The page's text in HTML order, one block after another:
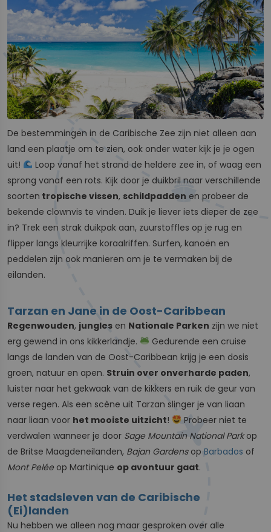
De bestemmingen in de Caribische Zee zijn niet alleen aan
land een plaatje om te zien, ook onder water kijk je je ogen
uit!
Loop vanaf het strand de heldere zee in, of waag een
sprong vanaf een rots. Kijk door je duikbril naar verschillende
soorten tropische vissen, schildpadden en probeer de
bekende clownvis te vinden. Duik je liever iets dieper de zee
in? Trek een strak duikpak aan, zuurstoffles op je rug en
flipper langs kleurrijke koraalriffen. Surfen, kanoën en
peddelen zijn ook manieren om je te vermaken bij de
eilanden.
Tarzan en Jane in de Oost-Caribbean
Regenwouden, jungles en Nationale Parken zijn we niet
erg gewend in ons kikkerlandje.
Gedurende een cruise
langs de landen van de Oost-Caribbean krijg je een dosis
groen, natuur en apen. Struin over onverharde paden,
luister naar het gekwaak van de kikkers en ruik de geur van
verse regen. Als een scène uit Tarzan slinger je van liaan
naar liaan voor het mooiste uitzicht!
Probeer niet te
verdwalen wanneer je door Sage Mountain National Parkop
de Britse Maagdeneilanden, Bajan Gardensop Barbados of
Mont Pelée op Martinique op avontuur gaat.
Het stadsleven van de Caribische
(Ei)landen
Nu hebben we alleen nog maar gesproken over alle